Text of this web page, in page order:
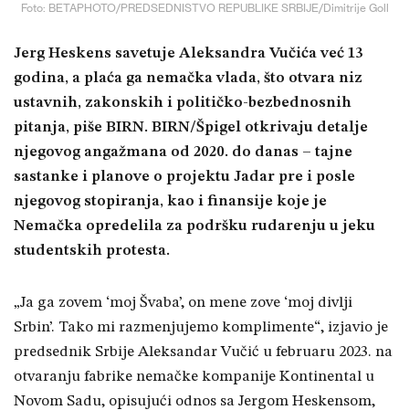
Foto: BETAPHOTO/PREDSEDNISTVO REPUBLIKE SRBIJE/Dimitrije Goll
Jerg Heskens savetuje Aleksandra Vučića već 13
godina, a plaća ga nemačka vlada, što otvara niz
ustavnih, zakonskih i političko-bezbednosnih
pitanja, piše BIRN. BIRN/Špigel otkrivaju detalje
njegovog angažmana od 2020. do danas – tajne
sastanke i planove o projektu Jadar pre i posle
njegovog stopiranja, kao i finansije koje je
Nemačka opredelila za podršku rudarenju u jeku
studentskih protesta.
„Ja ga zovem ‘moj Švaba’, on mene zove ‘moj divlji
Srbin’. Tako mi razmenjujemo komplimente“, izjavio je
predsednik Srbije Aleksandar Vučić u februaru 2023. na
otvaranju fabrike nemačke kompanije Kontinental u
Novom Sadu, opisujući odnos sa Jergom Heskensom,